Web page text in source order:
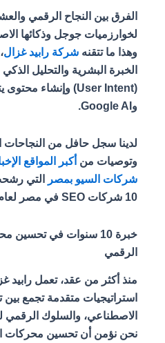
الفرق بين النجاح الرقمي
لخوارزميات جوجل وذكائها
وهذا ما تتقنه شركة رابيد غزال ،
الخبرة البشرية والتحليل الذكي
لدينا سجل حافل من النجاحات
وتوصيات من أكبر المواقع
شركات السيو بمصرالتي رشحت
خبرة 10 سنوات في تحسين
الرقمي
منذ أكثر من عقد، تعمل رابيد
استراتيجيات متقدمة تجمع بين
الاصطناعي، والسلوك الرقمي
نحن نؤمن أن تحسين محركات